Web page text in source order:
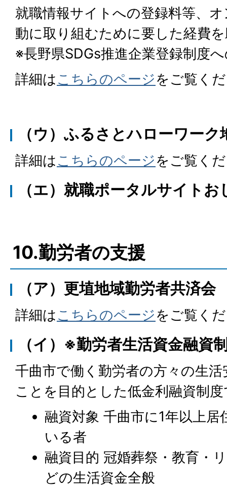
就職情報サイトへの登録料等、
動に取り組むために要した経費
※長野県SDGs推進企業登録制度
詳細はこちらのページをご覧く
（ウ）ふるさとハローワー
詳細はこちらのページをご覧く
（エ）就職ポータルサイト
10.勤労者の支援
（ア）更埴地域勤労者共済会
詳細はこちらのページをご覧く
（イ）※勤労者生活資金融資
千曲市で働く勤労者の方々の生
ことを目的とした低金利融資制
融資対象 千曲市に1年以上
いる者
融資目的 冠婚葬祭・教育・
どの生活資金全般